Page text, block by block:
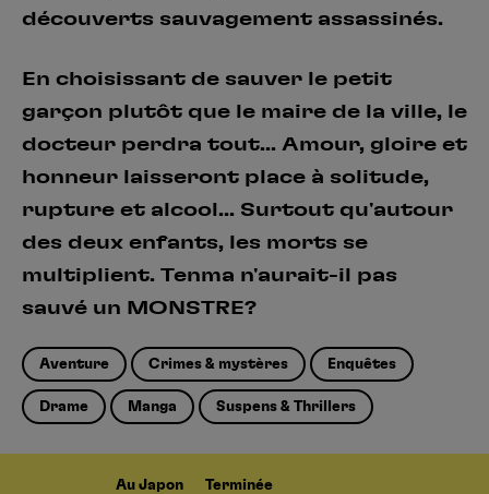
découverts sauvagement assassinés.
En choisissant de sauver le petit
garçon plutôt que le maire de la ville, le
docteur perdra tout... Amour, gloire et
honneur laisseront place à solitude,
rupture et alcool... Surtout qu'autour
des deux enfants, les morts se
multiplient. Tenma n'aurait-il pas
sauvé un MONSTRE?
Aventure Crimes & mystères Enquêtes
Drame Manga Suspens & Thrillers
Au Japon Terminée